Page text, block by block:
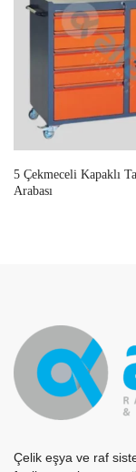
5 Çekmeceli Kapaklı
Arabası
Çelik eşya ve raf